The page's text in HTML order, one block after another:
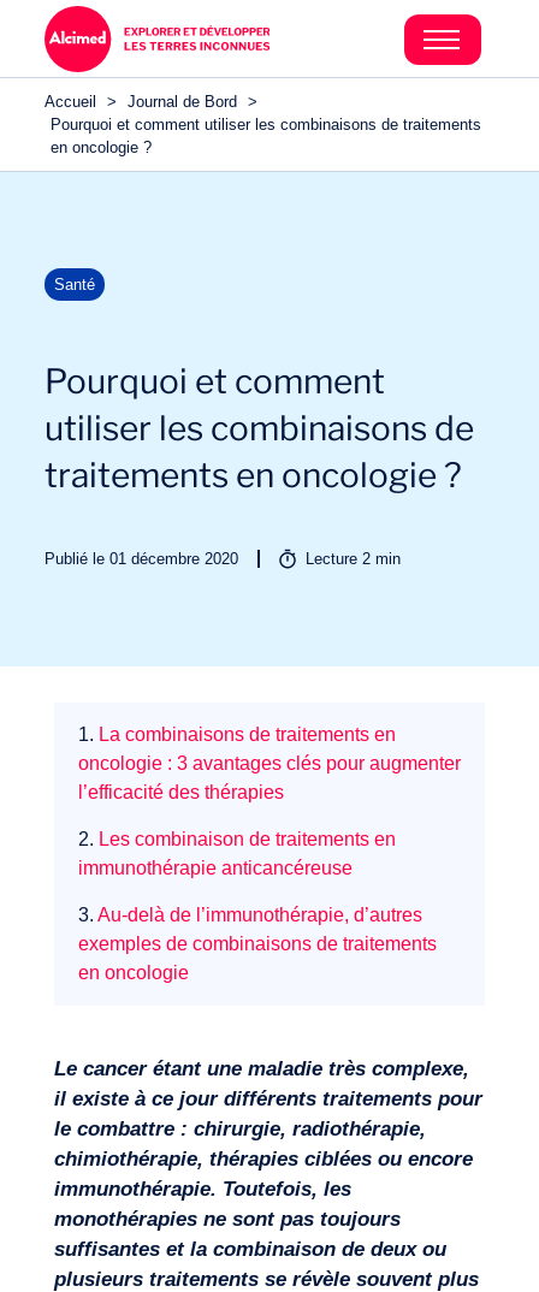
Missions
Accueil > Journal de Bord
>
Pourquoi et comment utiliser les combinaisons de traitements
en oncologie ?
Santé
Pourquoi et comment
utiliser les combinaisons de
traitements en oncologie ?
Publié le 01 décembre 2020 Lecture2 min
1. La combinaisons de traitements en
oncologie : 3 avantages clés pour augmenter
l’efficacité des thérapies
2. Les combinaison de traitements en
immunothérapie anticancéreuse
3. Au-delà de l’immunothérapie, d’autres
exemples de combinaisons de traitements
en oncologie
Le cancer étant une maladie très complexe,
il existe à ce jour différents traitements pour
le combattre : chirurgie, radiothérapie,
chimiothérapie, thérapies ciblées ou encore
immunothérapie. Toutefois, les
monothérapies ne sont pas toujours
suffisantes et la combinaison de deux ou
plusieurs traitements se révèle souvent plus